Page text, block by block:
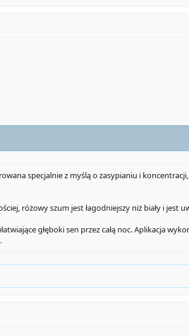
specjalnie z myślą o zasypianiu i
różowy szum jest łagodniejszy niż biały i jest
głęboki sen przez całą noc. Aplikacja